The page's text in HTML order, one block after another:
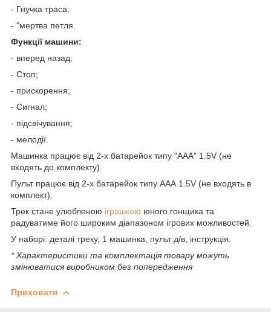
- Гнучка траса;
- "мертва петля.
Функції машини:
- вперед назад;
- Стоп;
- прискорення;
- Сигнал;
- підсвічування;
- мелодії.
Машинка працює від 2-х батарейок типу "ААА" 1.5V (не
входять до комплекту).
Пульт працює від 2-х батарейок типу ААА 1.5V (не входять в
комплект).
Трек стане улюбленою іграшкою юного гонщика та
радуватиме його широким діапазоном ігрових можливостей.
У наборі: деталі треку, 1 машинка, пульт д/в, інструкція.
* Характеристики та комплектація товару можуть
змінюватися виробником без попередження
Приховати